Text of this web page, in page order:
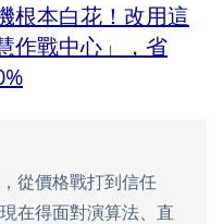
根本白花！改用這
作戰中心」，省
從價格戰打到信任
在得面對演算法、直